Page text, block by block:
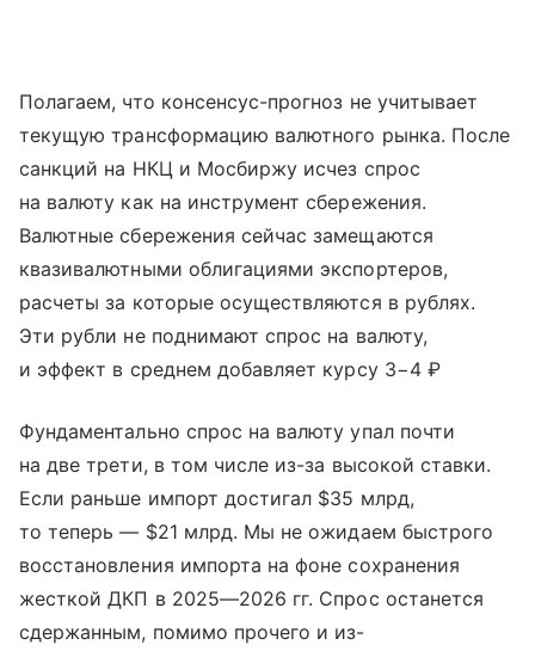
Полагаем, что консенсус-прогноз не учитывает
текущую трансформацию валютного рынка. После
санкций на НКЦ и Мосбиржу исчез спрос
на валюту как на инструмент сбережения.
Валютные сбережения сейчас замещаются
квазивалютными облигациями экспортеров,
расчеты за которые осуществляются в рублях.
Эти рубли не поднимают спрос на валюту,
и эффект в среднем добавляет курсу 3−4 ₽
Фундаментально спрос на валюту упал почти
на две трети, в том числе из-за высокой ставки.
Если раньше импорт достигал $35 млрд,
то теперь — $21 млрд. Мы не ожидаем быстрого
восстановления импорта на фоне сохранения
жесткой ДКП в 2025—2026 гг. Спрос останется
сдержанным, помимо прочего и из-